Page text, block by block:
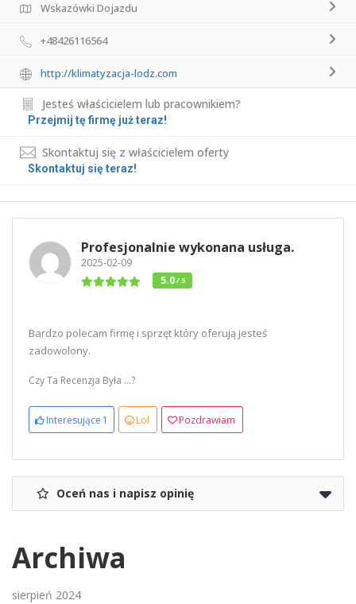
Wskazówki Dojazdu
+48426116564
http://klimatyzacja-lodz.com
Jesteś właścicielem lub pracownikiem?
Przejmij tę firmę już teraz!
Skontaktuj się z właścicielem oferty
Skontaktuj się teraz!
Profesjonalnie wykonana usługa.
2025-02-09
5.0/ 5
Bardzo polecam firmę i sprzęt który oferują jesteś
zadowolony.
Czy Ta Recenzja Była ...?
Interesujące 1 Lol Pozdrawiam
Oceń nas i napisz opinię
Archiwa
sierpień 2024